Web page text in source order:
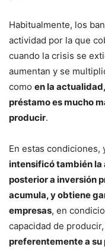
Habitualmente, los
actividad por la que
cuando la crisis se
aumentan y se
como en la
préstamo es mucho
producir.
En estas condiciones,
intensificó también la
posterior a inversión
acumula, y obtiene
empresas, en
capacidad de producir,
preferentemente a su